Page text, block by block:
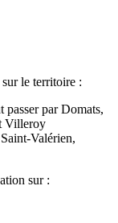
le territoire :
par Domats,
Villeroy
Valérien,
sur :